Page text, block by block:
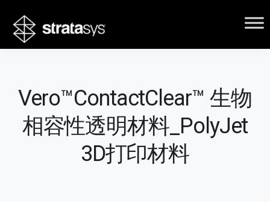
Vero™ContactClear™ 生物
相容性透明材料_PolyJet
3D打印材料